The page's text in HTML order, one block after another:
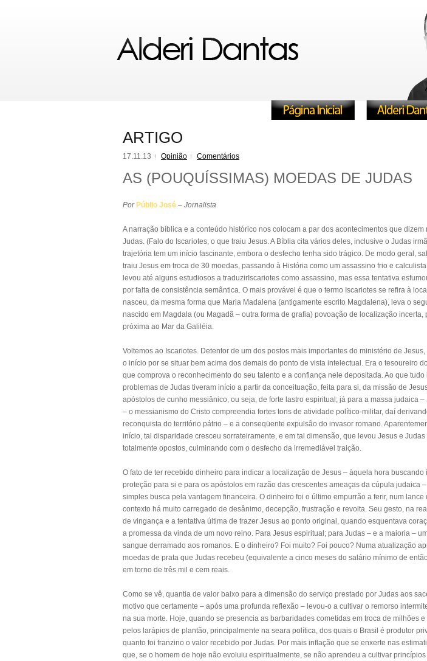
ARTIGO
17.11.13 Opinião Comentários
AS (POUQUÍSSIMAS) MOEDAS DE JUDAS
Por Públio José – Jornalista
A narração bíblica e a conteúdo histórico nos colocam a par dos acontecimentos que dizem
Judas. (Falo do Iscariotes, o que traiu Jesus. A Bíblia cita vários deles, inclusive o Judas
trajetória tem um início fascinante, embora o desfecho tenha sido trágico. De modo geral,
traiu Jesus em troca de 30 moedas, passando à História como um assassino frio e
levou até alguns estudiosos a traduzirIscariotes como assassino, mas essa tentativa
por falta de consistência semântica. O mais provável é que o termo Iscariotes se refira à
nasceu, da mesma forma que Maria Madalena (antigamente escrito Magdalena), leva o
nascido em Magdala (ou Magadã – outra forma de grafia) povoação de localização incerta,
próxima ao Mar da Galiléia.
Voltemos ao Iscariotes. Detentor de um dos postos mais importantes do ministério de
o início por se situar bem acima dos demais do ponto de vista intelectual. Era o tesoureiro
que comprova o reconhecimento do seu talento e a confiança nele depositada. Ao que tudo
problemas de Judas tiveram início a partir da conceituação, feita para si, da missão de
apóstolos de cunho messiânico, ou seja, de forte lastro espiritual; já para a massa judaica –
– o messianismo do Cristo compreendia fortes tons de atividade político-militar, daí
reconquista do território pátrio – e a conseqüente expulsão do invasor romano.
início, tal disparidade cresceu sorrateiramente, e em tal dimensão, que levou Jesus e
totalmente opostos, culminando com o desfecho da irremediável traição.
O fato de ter recebido dinheiro para indicar a localização de Jesus – àquela hora buscando
proteção para si e para os apóstolos em razão das crescentes ameaças da cúpula judaica
simples busca pela vantagem financeira. O dinheiro foi o último empurrão a ferir, num lance
contexto há muito carregado de desânimo, decepção, frustração e revolta. Seu gesto, na
de vingança e a tentativa última de trazer Jesus ao ponto original, quando esquentava
a promessa da vinda de um novo reino. Para Jesus espiritual; para Judas – e a maioria –
sangue derramado aos romanos. E o dinheiro? Foi muito? Foi pouco? Numa atualização
moedas de prata que Judas recebeu (equivalente a cinco meses do salário mínimo de
em torno de três mil e cem reais.
Como se vê, quantia de valor baixo para a dimensão do serviço prestado por Judas aos
motivo que certamente – após uma profunda reflexão – levou-o a cultivar o remorso
na sua morte. Hoje, quando se presencia as barbaridades cometidas em troca de milhões
pelos larápios de plantão, principalmente na seara política, dos quais o Brasil é produtor
quanto foi franzino o valor recebido por Judas. Por mais inflação que se enxerte nas
que, se o homem de hoje não evoluiu espiritualmente, se não aprendeu a cultivar